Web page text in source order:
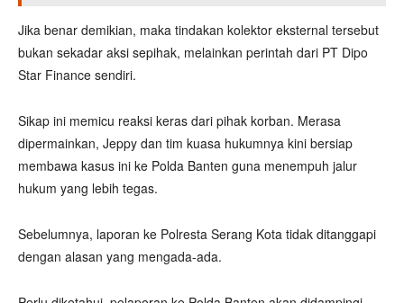
Jika benar demikian, maka tindakan kolektor eksternal tersebut
bukan sekadar aksi sepihak, melainkan perintah dari PT Dipo
Star Finance sendiri.
Sikap ini memicu reaksi keras dari pihak korban. Merasa
dipermainkan, Jeppy dan tim kuasa hukumnya kini bersiap
membawa kasus ini ke Polda Banten guna menempuh jalur
hukum yang lebih tegas.
Sebelumnya, laporan ke Polresta Serang Kota tidak ditanggapi
dengan alasan yang mengada-ada.